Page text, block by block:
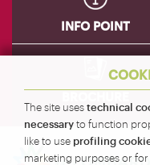
The site usestechnical
necessaryto function
like to use profiling
marketing purposes or
INFO POINT
BROCHURE